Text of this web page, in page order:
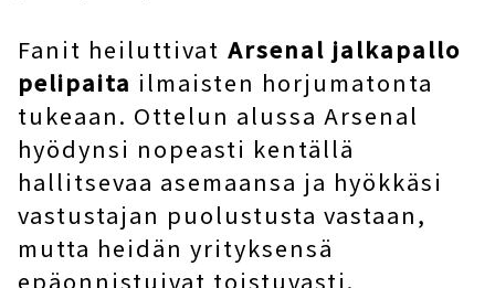
Fanit heiluttivat Arsenal jalkapallo
pelipaita ilmaisten horjumatonta
tukeaan. Ottelun alussa Arsenal
hyödynsi nopeasti kentällä
hallitsevaa asemaansa ja hyökkäsi
vastustajan puolustusta vastaan,
mutta heidän yrityksensä
epäonnistuivat toistuvasti.